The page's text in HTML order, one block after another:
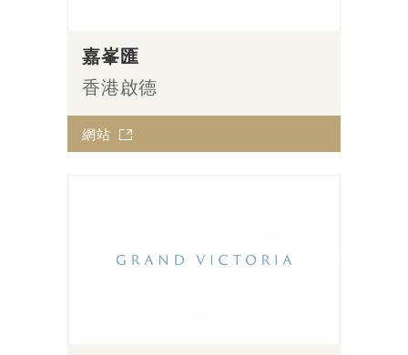
嘉峯匯
香港啟德
網站